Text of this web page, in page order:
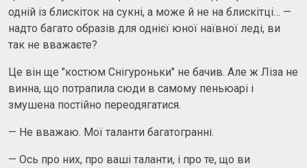
одній із блискіток на сукні, а може й не на блискітці… —
надто багато образів для однієї юної наївної леді, ви
так не вважаєте?
Це він ще "костюм Снігуроньки" не бачив. Але ж Ліза не
винна, що потрапила сюди в самому пеньюарі і
змушена постійно переодягатися.
— Не вважаю. Мої таланти багатогранні.
— Ось про них, про ваші таланти, і про те, що ви